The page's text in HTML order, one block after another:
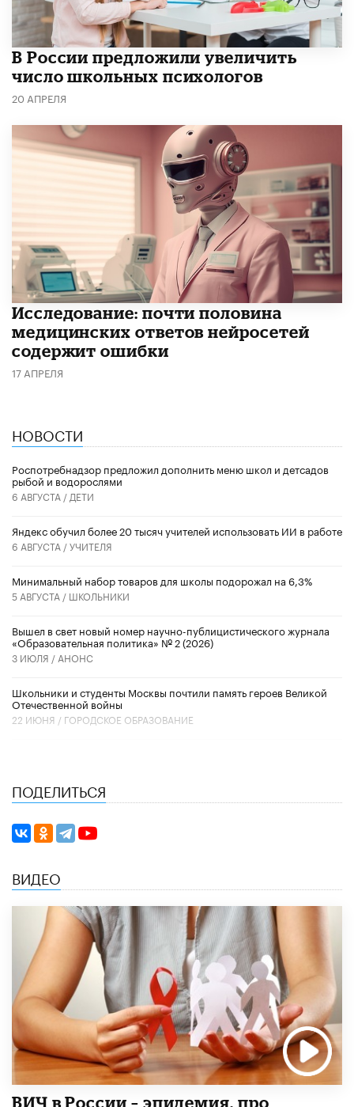
В России предложили увеличить
число школьных психологов
20 АПРЕЛЯ
Исследование: почти половина
медицинских ответов нейросетей
содержит ошибки
17 АПРЕЛЯ
НОВОСТИ
Роспотребнадзор предложил дополнить меню школ и детсадов
рыбой и водорослями
6 АВГУСТА / ДЕТИ
​Яндекс обучил более 20 тысяч учителей использовать ИИ в работе
6 АВГУСТА /УЧИТЕЛЯ
Минимальный набор товаров для школы подорожал на 6,3%
5 АВГУСТА / ШКОЛЬНИКИ
Вышел в свет новый номер научно-публицистического журнала
«Образовательная политика» № 2 (2026)
3 ИЮЛЯ / АНОНС
Школьники и студенты Москвы почтили память героев Великой
Отечественной войны
22 ИЮНЯ / ГОРОДСКОЕ ОБРАЗОВАНИЕ
ПОДЕЛИТЬСЯ
ВИДЕО
ВИЧ в России – эпидемия, про